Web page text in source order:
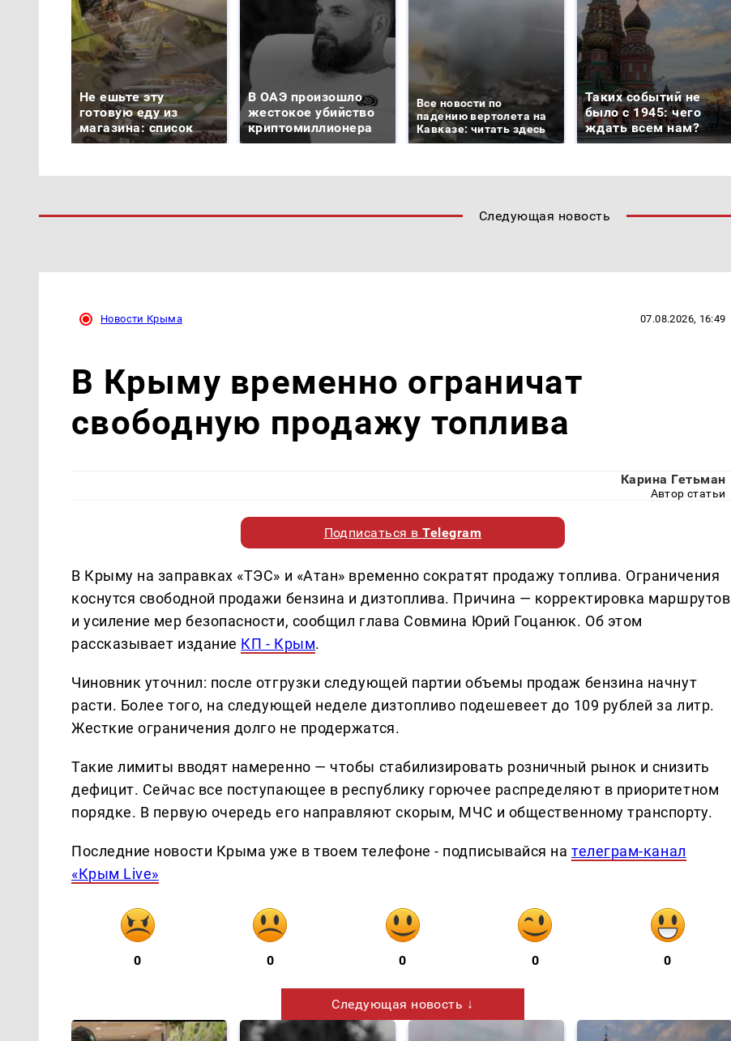
Не ешьте эту
готовую еду из
магазина: список
В ОАЭ произошло
жестокое убийство
криптомиллионера
Все новости по
падению вертолета на
Кавказе: читать здесь
Таких событий не
было с 1945: чего
ждать всем нам?
Следующая новость
Новости Крыма 07.08.2026, 16:49
В Крыму временно ограничат
свободную продажу топлива
Карина Гетьман
Автор статьи
Подписаться вTelegram
В Крыму на заправках «ТЭС» и «Атан» временно сократят продажу топлива. Ограничения
коснутся свободной продажи бензина и дизтоплива. Причина — корректировка маршрутов
и усиление мер безопасности, сообщил глава Совмина Юрий Гоцанюк. Об этом
рассказывает издание КП - Крым.
Чиновник уточнил: после отгрузки следующей партии объемы продаж бензина начнут
расти. Более того, на следующей неделе дизтопливо подешевеет до 109 рублей за литр.
Жесткие ограничения долго не продержатся.
Такие лимиты вводят намеренно — чтобы стабилизировать розничный рынок и снизить
дефицит. Сейчас все поступающее в республику горючее распределяют в приоритетном
порядке. В первую очередь его направляют скорым, МЧС и общественному транспорту.
Последние новости Крыма уже в твоем телефоне - подписывайся нателеграм-канал
«Крым Live»
0 0 0 0 0
Следующая новость ↓